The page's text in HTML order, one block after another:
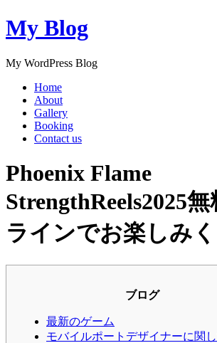
My Blog
My WordPress Blog
Home
About
Gallery
Booking
Contact us
Phoenix Flame
StrengthReels2025
ラインでお楽しみ
ブログ
最新のゲーム
モバイルポートデザイナーに関